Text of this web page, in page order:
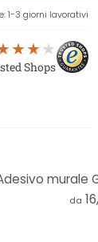
: 1-3 giorni lavorativi
Shops
murale
da